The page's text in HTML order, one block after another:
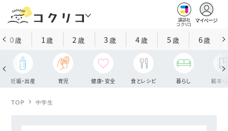
講談社
コクリコ
マイページ
0歳 1歳 2 歳 3歳 4歳 5歳 6歳
妊娠・出産 育児 健康・安全 食とレシピ 暮らし 絵本・
TOP 中学生